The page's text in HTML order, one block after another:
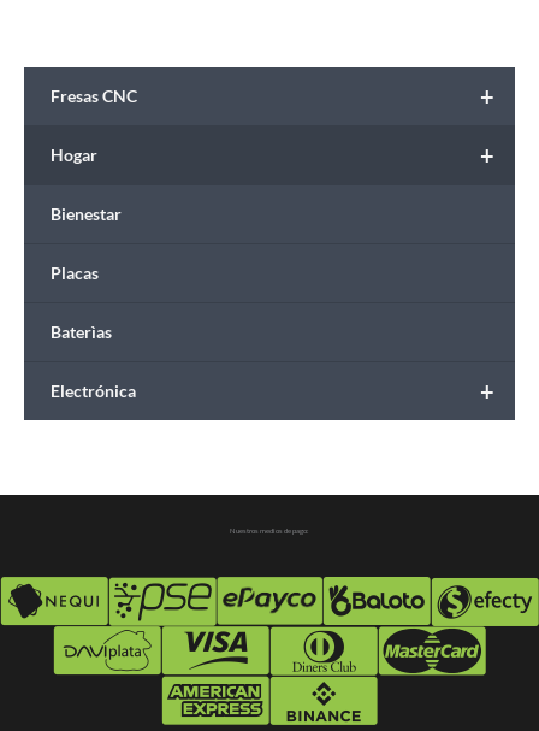
+
Fresas CNC
+
Hogar
Bienestar
Placas
Baterìas
+
Electrónica
Nuestros medios de pago: